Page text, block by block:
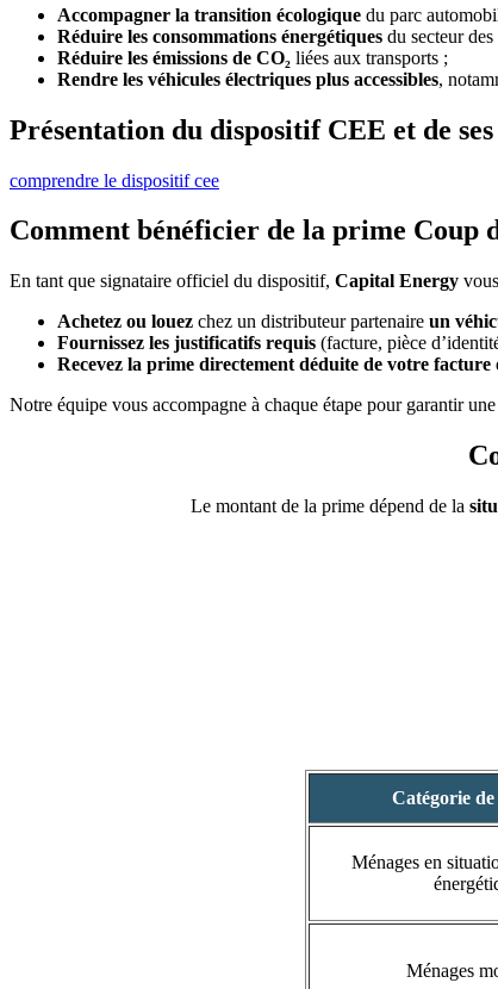
Accompagner la transition écologique du parc
Réduire les consommations énergétiques du secteur
Réduire les émissions de CO₂ liées aux transports ;
Rendre les véhicules électriques plus accessibles,
Présentation du dispositif CEE et de
comprendre le dispositif cee
Comment bénéficier de la prime Coup
En tant que signataire officiel du dispositif, Capital Energy
Achetez ou louez chez un distributeur partenaire un
Fournissez les justificatifs requis (facture, pièce
Recevez la prime directement déduite de votre facture
Notre équipe vous accompagne à chaque étape pour garantir
Le montant de la prime dépend de la
Catégorie de
Ménages en
Ménages